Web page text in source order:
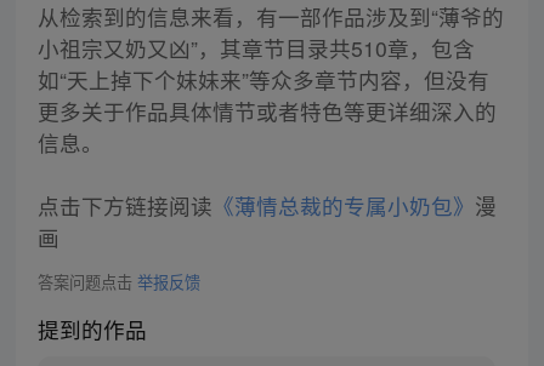
从检索到的信息来看，有一部作品涉及到“薄爷的
小祖宗又奶又凶”，其章节目录共510章，包含
如“天上掉下个妹妹来”等众多章节内容，但没有
更多关于作品具体情节或者特色等更详细深入的
信息。
点击下方链接阅读 《薄情总裁的专属小奶包》 漫
画
答案问题点击 举报反馈
提到的作品